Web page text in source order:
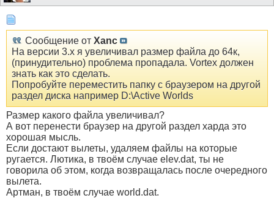
Сообщение от Xanc
На версии 3.х я увеличивал размер файла до 64к,
(принудительно) проблема пропадала. Vortex должен
знать как это сделать.
Попробуйте переместить папку с браузером на другой
раздел диска например D:\Active Worlds
Размер какого файла увеличивал?
А вот перенести браузер на другой раздел харда это
хорошая мысль.
Если достают вылеты, удаляем файлы на которые
ругается. Лютика, в твоём случае elev.dat, ты не
говорила об этом, когда возвращалась после очередного
вылета.
Артман, в твоём случае world.dat.